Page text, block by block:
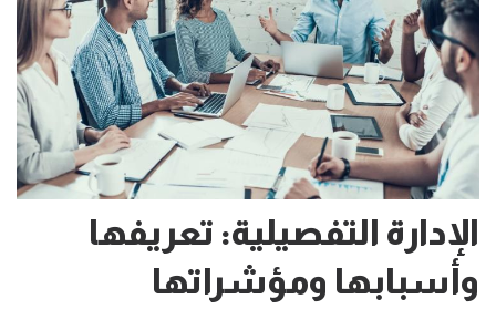
الإدارة التفصيلية: تعريفها
وأسبابها ومؤشراتها